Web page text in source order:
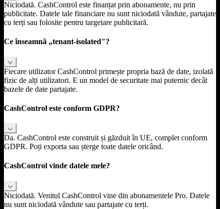
Niciodată. CashControl este finanțat prin abonamente, nu prin
publicitate. Datele tale financiare nu sunt niciodată vândute, partajate
cu terți sau folosite pentru targetare publicitară.
Ce înseamnă „tenant-isolated"?
Fiecare utilizator CashControl primește propria bază de date, izolată
fizic de alți utilizatori. E un model de securitate mai puternic decât
bazele de date partajate.
CashControl este conform GDPR?
Da. CashControl este construit și găzduit în UE, complet conform
GDPR. Poți exporta sau șterge toate datele oricând.
CashControl vinde datele mele?
Niciodată. Venitul CashControl vine din abonamentele Pro. Datele
nu sunt niciodată vândute sau partajate cu terți.